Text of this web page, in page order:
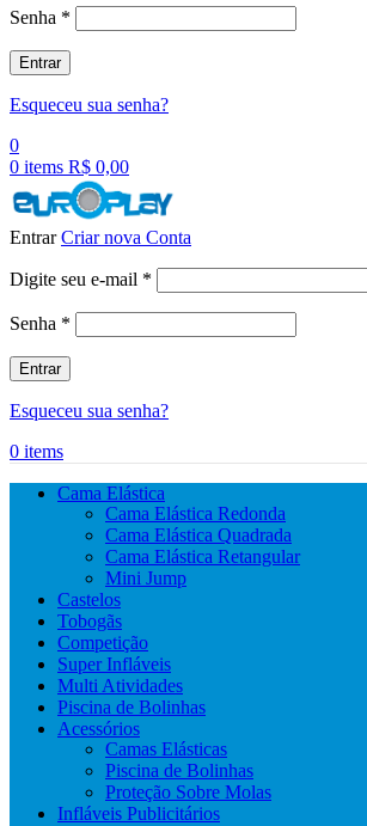
Senha *
Entrar
Esqueceu sua senha?
0
0 items R$ 0,00
EntrarCriar nova Conta
Digite seu e-mail *
Senha *
Entrar
Esqueceu sua senha?
0 items
Cama Elástica
Cama Elástica Redonda
Cama Elástica Quadrada
Cama Elástica Retangular
Mini Jump
Castelos
Tobogãs
Competição
Super Infláveis
Multi Atividades
Piscina de Bolinhas
Acessórios
Camas Elásticas
Piscina de Bolinhas
Proteção Sobre Molas
Infláveis Publicitários